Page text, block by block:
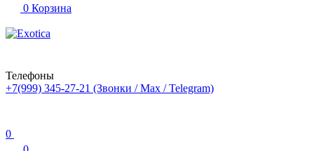
0 Корзина
Телефоны
+7(999) 345-27-21 (Звонки / Max / Telegram)
0